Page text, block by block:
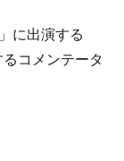
に出演する
コメンテータ